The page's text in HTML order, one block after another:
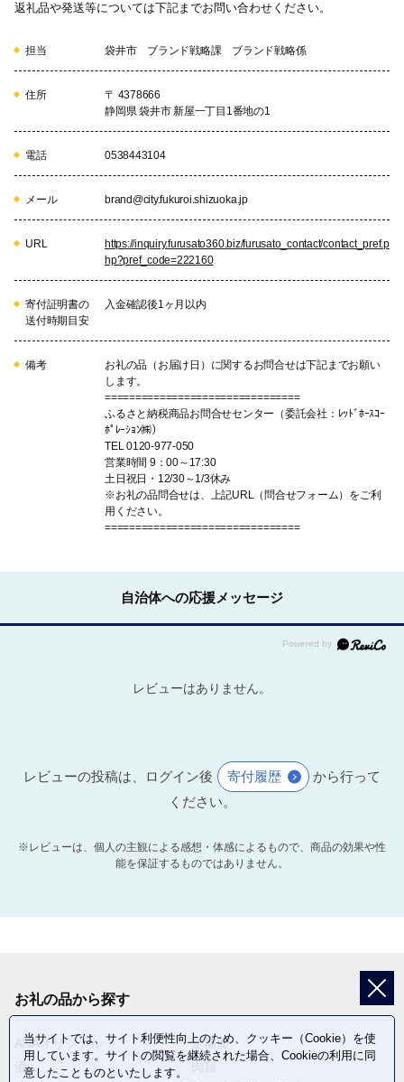
返礼品や発送等については下記までお問い合わせください。
担当 袋井市 ブランド戦略課 ブランド戦略係
住所
〒 4378666
静岡県 袋井市 新屋一丁目1番地の1
電話 0538443104
メール brand@city.fukuroi.shizuoka.jp
URL
https://inquiry.furusato360.biz/furusato_contact/contact_pref.p
hp?pref_code=222160
寄付証明書の
送付時期目安
入金確認後1ヶ月以内
備考
お礼の品（お届け日）に関するお問合せは下記までお願い
します。
================================
ふるさと納税商品お問合せセンター（委託会社：ﾚｯﾄﾞﾎｰｽｺｰ
ﾎﾟﾚｰｼｮﾝ㈱）
TEL 0120-977-050
営業時間 9：00～17:30
土日祝日・12/30～1/3休み
※お礼の品問合せは、上記URL（問合せフォーム）をご利
用ください。
================================
自治体への応援メッセージ
レビューはありません。
レビューの投稿は、ログイン後 寄付履歴
から行って
ください。
※レビューは、個人の主観による感想・体感によるもので、商品の効果や性
能を保証するものではありません。
お礼の品から探す
ANAオリジナル
定期便
酒
当サイトでは、サイト利便性向上のため、クッキー（Cookie）を使
用しています。サイトの閲覧を継続された場合、Cookieの利用に同
意したことものといたします。